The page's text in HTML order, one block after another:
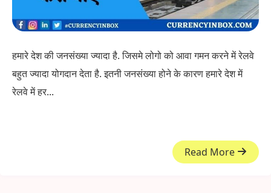
हमारे देश की जनसंख्या ज्यादा है. जिसमे लोगो को आवा गमन करने में रेलवे
बहुत ज्यादा योगदान देता है. इतनी जनसंख्या होने के कारण हमारे देश में
रेलवे में हर...
Read More